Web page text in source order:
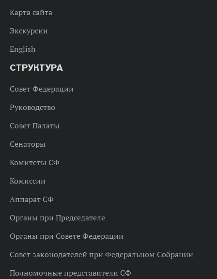
Карта сайта
Экскурсии
English
СТРУКТУРА
Совет Федерации
Руководство
Совет Палаты
Сенаторы
Комитеты СФ
Комиссии
Аппарат СФ
Органы при Председателе
Органы при Совете Федерации
Совет законодателей при Федеральном Собрании
Полномочные представители СФ